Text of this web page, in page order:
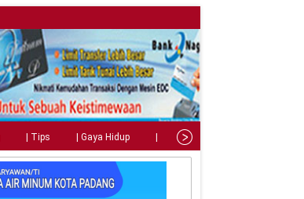
| Tips | Gaya Hidup | Teknologi